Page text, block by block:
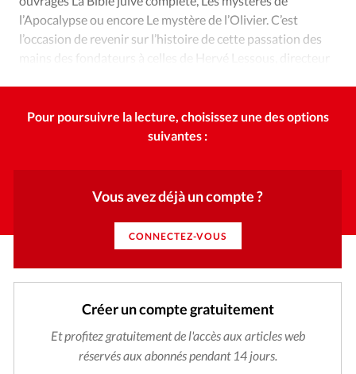
Opinions
Publireportage
Relations Aujourd'hui
Société
Tour du monde des Eglises
Trait d'Ixène
l’Apocalypse ou encore Le mystère de l’Olivier. C’est
l’occasion de revenir sur l’histoire de cette passation des
mains des fondateurs à celles de Hervé Lessous, directeur
Pour poursuivre la lecture, choisissez une des options
suivantes :
Vous avez déjà un compte ?
CONNECTEZ-VOUS
Créer un compte gratuitement
Et profitez gratuitement de l'accès aux articles web
réservés aux abonnés pendant 14 jours.